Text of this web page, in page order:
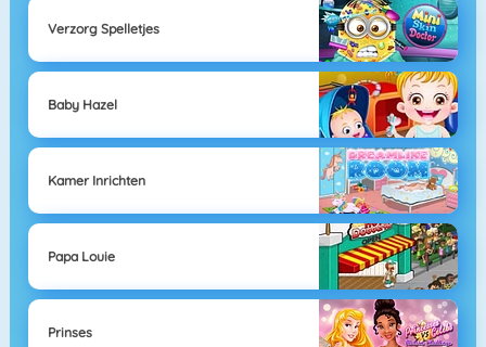
Verzorg Spelletjes
Baby Hazel
Kamer Inrichten
Papa Louie
Prinses